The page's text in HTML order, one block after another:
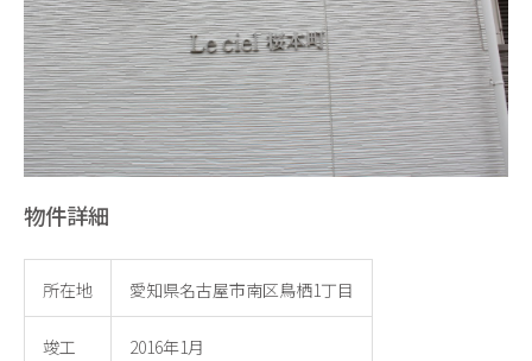
物件詳細
所在地 愛知県名古屋市南区鳥栖1丁目
竣工 2016年1月